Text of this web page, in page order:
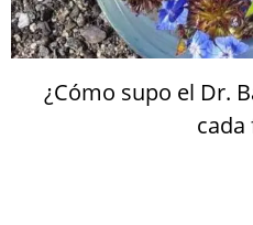
¿Cómo supo el Dr.
cada